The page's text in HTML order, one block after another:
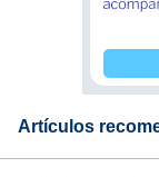
Artículos